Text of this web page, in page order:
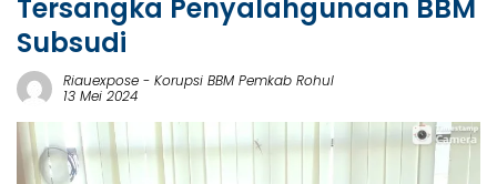
Tersangka Penyalahgunaan BBM
Subsudi
Riauexpose - Korupsi BBM Pemkab Rohul
13 Mei 2024